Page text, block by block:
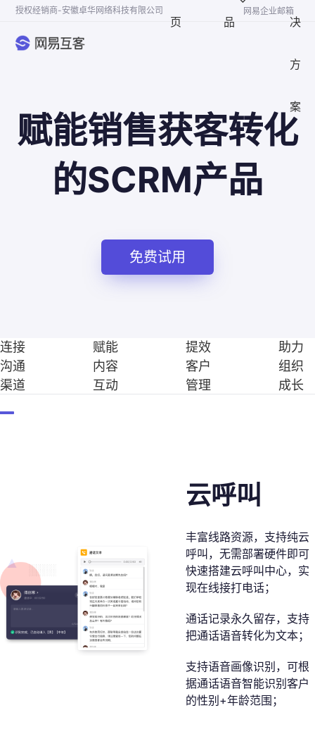
授权经销商-安徽卓华网络科技有限公司 网易企业邮箱
页 品 决
方
案
赋能销售获客转化
的SCRM产品
免费试用
连接
沟通
渠道
赋能
内容
互动
提效
客户
管理
助力
组织
成长
云呼叫
丰富线路资源，支持纯云
呼叫，无需部署硬件即可
快速搭建云呼叫中心，实
现在线接打电话；
通话记录永久留存，支持
把通话语音转化为文本；
支持语音画像识别，可根
据通话语音智能识别客户
的性别+年龄范围；